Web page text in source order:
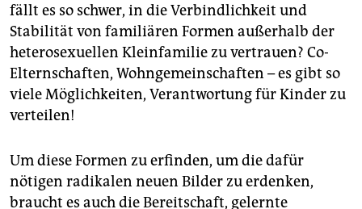
fällt es so schwer, in die Verbindlichkeit und
Stabilität von ­familiären Formen außerhalb der
heterosexuellen Kleinfamilie zu vertrauen? Co-
Elternschaften, Wohngemeinschaften – es gibt so
viele Möglichkeiten, Verantwortung für Kinder zu
verteilen!
Um diese Formen zu erfinden, um die dafür
nötigen radikalen neuen Bilder zu erdenken,
braucht es auch die Bereitschaft, gelernte